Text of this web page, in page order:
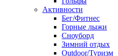
Активности
Бег/Фитнес
Горные лыжи
Сноуборд
Зимний отдых
Outdoor/Туризм